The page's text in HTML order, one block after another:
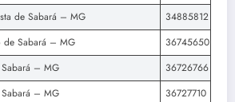
de Sabará – MG
34885812
de Sabará – MG
36745650
– MG
36726766
– MG
36727710